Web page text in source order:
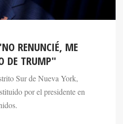
RENUNCIÉ, ME
DE TRUMP"
Sur de Nueva York,
por el presidente en